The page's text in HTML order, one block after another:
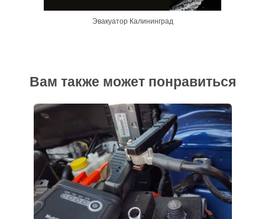
Эвакуатор Калининград
Вам также может понравиться